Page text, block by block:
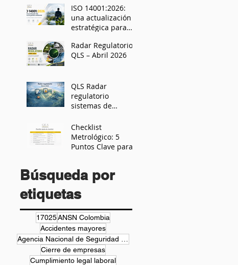
clasificadas
comprometer tu
acreditación
ISO/IEC 17025
ISO 14001:2026:
una actualización
estratégica para
quieren gestionar
mejor su
Radar Regulatorio
QLS – Abril 2026
QLS Radar
regulatorio
sistemas de
2026
Checklist
Metrológico: 5
Puntos Clave para
Búsqueda por
etiquetas
17025ANSN Colombia
Accidentes mayores
Cierre de empresas
Cumplimiento legal laboral